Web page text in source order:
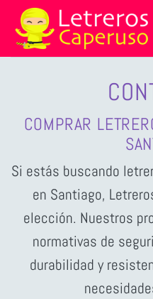
Saltar
contenido
COMPRAR
Si estás buscando
en Santiago,
elección. Nuestros
normativas de
durabilidad y